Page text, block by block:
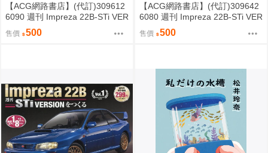
【ACG網路書店】(代訂)309612
6090 週刊 Impreza 22B-STi VER
SION をつくる (3)
售價 500
【ACG網路書店】(代訂)309642
6080 週刊 Impreza 22B-STi VER
SION をつくる (2)
售價 500